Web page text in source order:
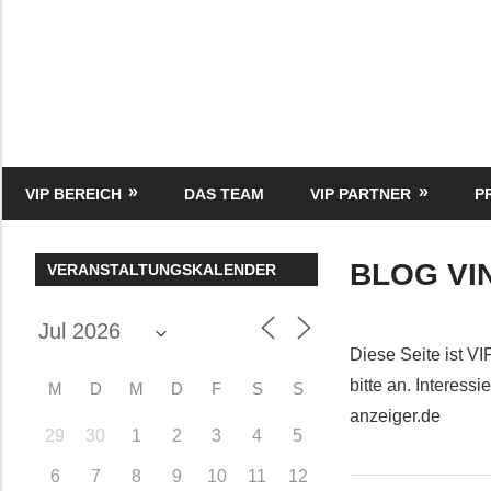
Media
VIP BEREICH DAS TEAM VIP PARTNER
BLOG
Diese Seite ist
bitte an.
anzeiger.de
VERANSTALTUNGSKALENDER
M D M D F S S
29 30 1 2 3 4 5
6 7 8 9 10 11 12